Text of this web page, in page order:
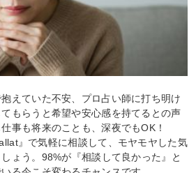
えていた不安、プロ占い師に打ち明け
もらうと希望や安心感を持てるとの声
事も将来のことも、深夜でもOK！
』で気軽に相談して、モヤモヤした気
ょう。98%が『相談して良かった』と